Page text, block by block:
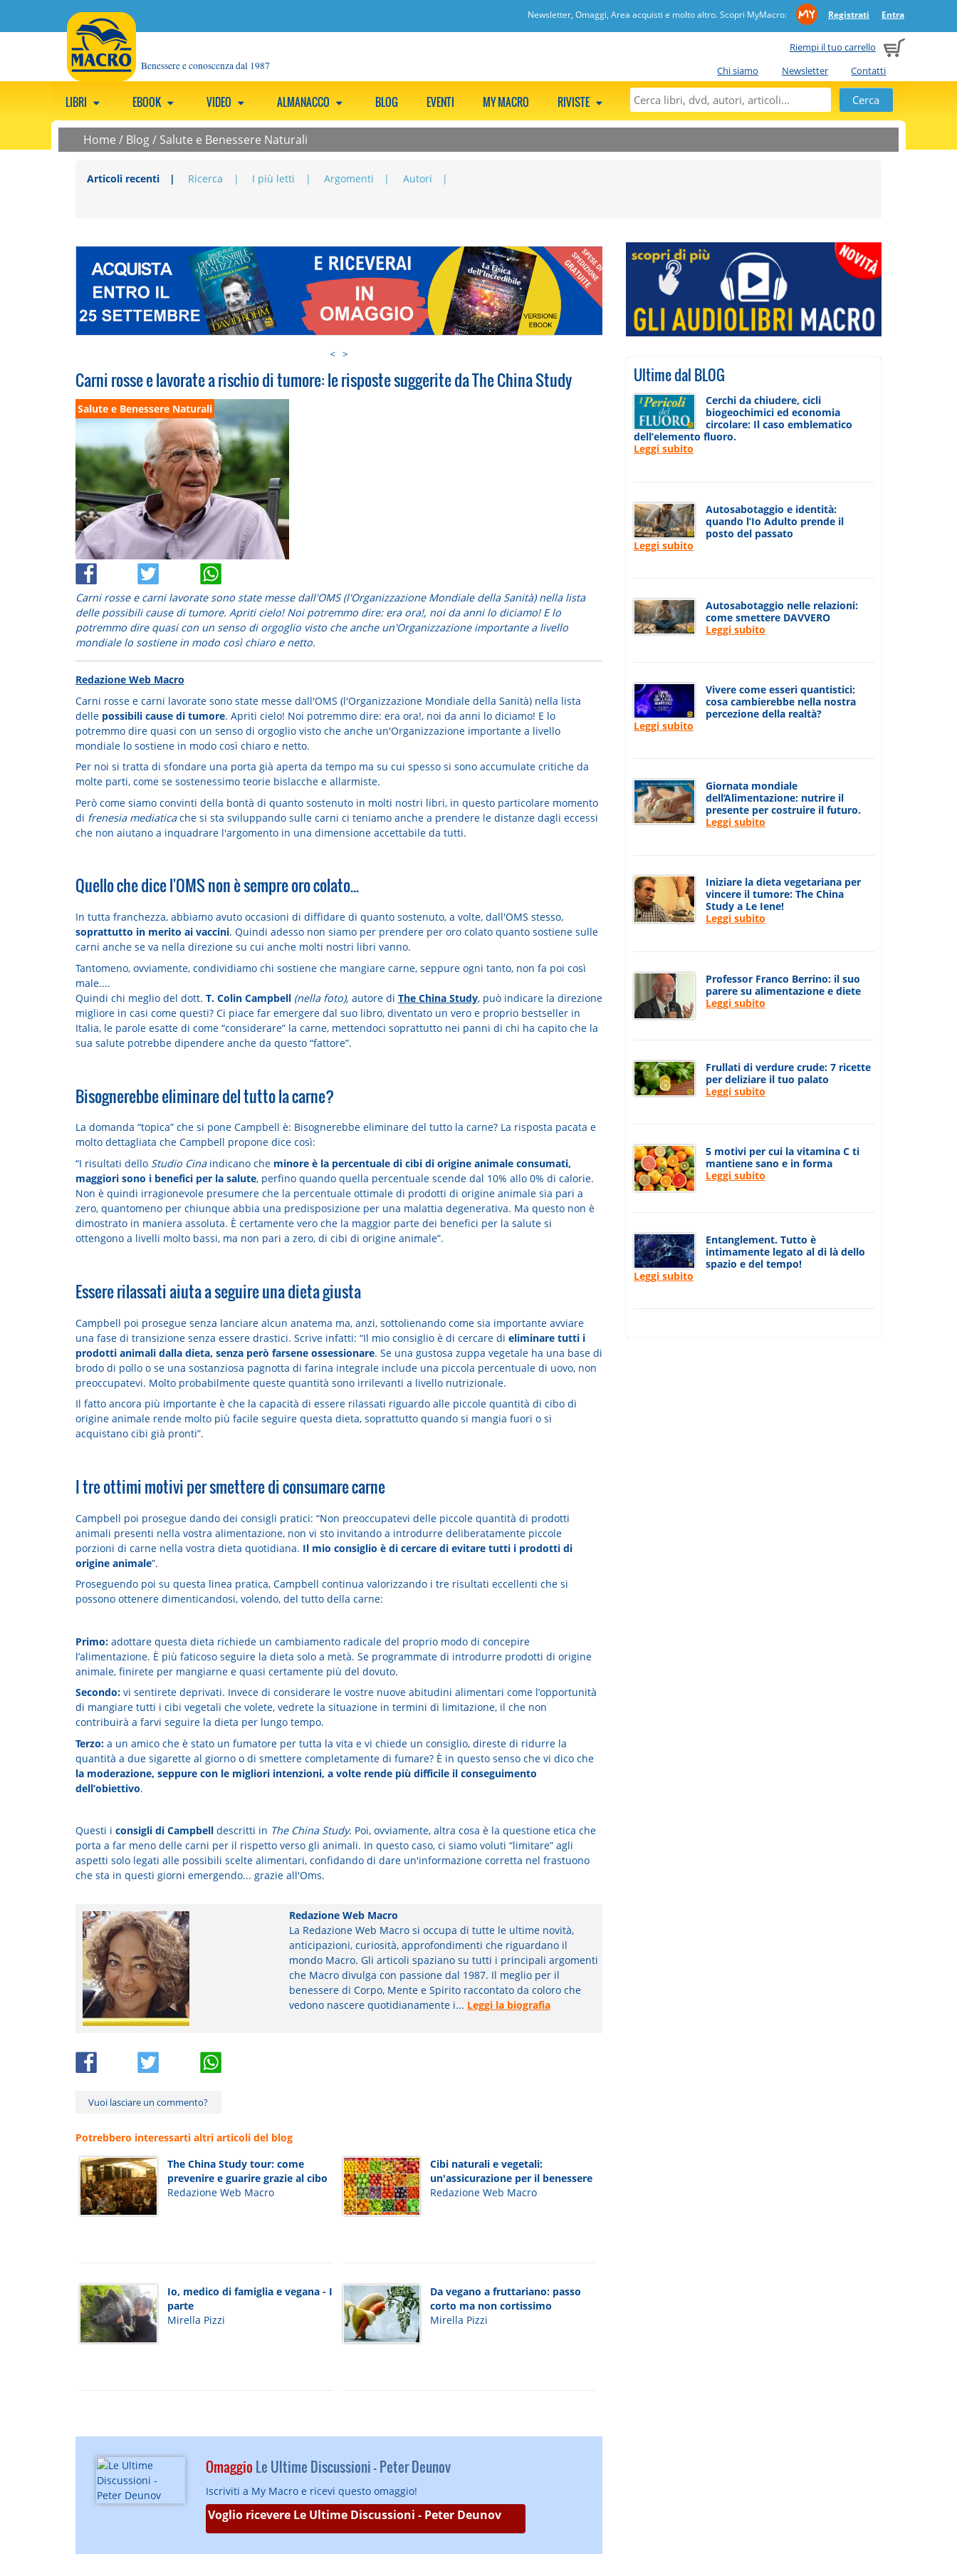
Newsletter, Omaggi, Area acquisti e molto altro. Scopri MyMacro: Registrati Entra
Riempi il tuo carrello
Chi siamo
Newsletter Contatti
Benessere e conoscenza dal 1987
LIBRI EBOOK VIDEO ALMANACCO BLOG EVENTI MY MACRO RIVISTE
Home / Blog/ Salute e Benessere Naturali
Articoli recenti Ricerca I più letti Argomenti Autori
< >
Carni rosse e lavorate a rischio di tumore: le risposte suggerite da The China Study
Salute e Benessere Naturali
Carni rosse e carni lavorate sono state messe dall'OMS (l'Organizzazione Mondiale della Sanità) nella lista
delle possibili cause di tumore. Apriti cielo! Noi potremmo dire: era ora!, noi da anni lo diciamo! E lo
potremmo dire quasi con un senso di orgoglio visto che anche un'Organizzazione importante a livello
mondiale lo sostiene in modo così chiaro e netto.
Redazione Web Macro
Carni rosse e carni lavorate sono state messe dall'OMS (l'Organizzazione Mondiale della Sanità) nella lista
delle possibili cause di tumore. Apriti cielo! Noi potremmo dire: era ora!, noi da anni lo diciamo! E lo
potremmo dire quasi con un senso di orgoglio visto che anche un'Organizzazione importante a livello
mondiale lo sostiene in modo così chiaro e netto.
Per noi si tratta di sfondare una porta già aperta da tempo ma su cui spesso si sono accumulate critiche da
molte parti, come se sostenessimo teorie bislacche e allarmiste.
Però come siamo convinti della bontà di quanto sostenuto in molti nostri libri, in questo particolare momento
di frenesia mediaticache si sta sviluppando sulle carni ci teniamo anche a prendere le distanze dagli eccessi
che non aiutano a inquadrare l'argomento in una dimensione accettabile da tutti.
Quello che dice l'OMS non è sempre oro colato...
In tutta franchezza, abbiamo avuto occasioni di diffidare di quanto sostenuto, a volte, dall'OMS stesso,
soprattutto in merito ai vaccini. Quindi adesso non siamo per prendere per oro colato quanto sostiene sulle
carni anche se va nella direzione su cui anche molti nostri libri vanno.
Tantomeno, ovviamente, condividiamo chi sostiene che mangiare carne, seppure ogni tanto, non fa poi così
male....
Quindi chi meglio del dott. T. Colin Campbell (nella foto), autore di The China Study, può indicare la direzione
migliore in casi come questi? Ci piace far emergere dal suo libro, diventato un vero e proprio bestseller in
Italia, le parole esatte di come “considerare” la carne, mettendoci soprattutto nei panni di chi ha capito che la
sua salute potrebbe dipendere anche da questo “fattore”.
Bisognerebbe eliminare del tutto la carne?
La domanda “topica” che si pone Campbell è: Bisognerebbe eliminare del tutto la carne? La risposta pacata e
molto dettagliata che Campbell propone dice così:
“I risultati dello Studio Cinaindicano che minore è la percentuale di cibi di origine animale consumati,
maggiori sono i benefici per la salute, perfino quando quella percentuale scende dal 10% allo 0% di calorie.
Non è quindi irragionevole presumere che la percentuale ottimale di prodotti di origine animale sia pari a
zero, quantomeno per chiunque abbia una predisposizione per una malattia degenerativa. Ma questo non è
dimostrato in maniera assoluta. È certamente vero che la maggior parte dei benefici per la salute si
ottengono a livelli molto bassi, ma non pari a zero, di cibi di origine animale”.
Essere rilassati aiuta a seguire una dieta giusta
Campbell poi prosegue senza lanciare alcun anatema ma, anzi, sottolienando come sia importante avviare
una fase di transizione senza essere drastici. Scrive infatti: “Il mio consiglio è di cercare di eliminare tutti i
prodotti animali dalla dieta, senza però farsene ossessionare. Se una gustosa zuppa vegetale ha una base di
brodo di pollo o se una sostanziosa pagnotta di farina integrale include una piccola percentuale di uovo, non
preoccupatevi. Molto probabilmente queste quantità sono irrilevanti a livello nutrizionale.
Il fatto ancora più importante è che la capacità di essere rilassati riguardo alle piccole quantità di cibo di
origine animale rende molto più facile seguire questa dieta, soprattutto quando si mangia fuori o si
acquistano cibi già pronti”.
I tre ottimi motivi per smettere di consumare carne
Campbell poi prosegue dando dei consigli pratici: “Non preoccupatevi delle piccole quantità di prodotti
animali presenti nella vostra alimentazione, non vi sto invitando a introdurre deliberatamente piccole
porzioni di carne nella vostra dieta quotidiana. Il mio consiglio è di cercare di evitare tutti i prodotti di
origine animale”.
Proseguendo poi su questa linea pratica, Campbell continua valorizzando i tre risultati eccellenti che si
possono ottenere dimenticandosi, volendo, del tutto della carne:
Primo:adottare questa dieta richiede un cambiamento radicale del proprio modo di concepire
l’alimentazione. È più faticoso seguire la dieta solo a metà. Se programmate di introdurre prodotti di origine
animale, finirete per mangiarne e quasi certamente più del dovuto.
Secondo:vi sentirete deprivati. Invece di considerare le vostre nuove abitudini alimentari come l’opportunità
di mangiare tutti i cibi vegetali che volete, vedrete la situazione in termini di limitazione, il che non
contribuirà a farvi seguire la dieta per lungo tempo.
Terzo:a un amico che è stato un fumatore per tutta la vita e vi chiede un consiglio, direste di ridurre la
quantità a due sigarette al giorno o di smettere completamente di fumare? È in questo senso che vi dico che
la moderazione, seppure con le migliori intenzioni, a volte rende più difficile il conseguimento
dell’obiettivo.
Questi i consigli di Campbelldescritti in The China Study. Poi, ovviamente, altra cosa è la questione etica che
porta a far meno delle carni per il rispetto verso gli animali. In questo caso, ci siamo voluti “limitare” agli
aspetti solo legati alle possibili scelte alimentari, confidando di dare un'informazione corretta nel frastuono
che sta in questi giorni emergendo... grazie all'Oms.
Redazione Web Macro
La Redazione Web Macro si occupa di tutte le ultime novità,
anticipazioni, curiosità, approfondimenti che riguardano il
mondo Macro. Gli articoli spaziano su tutti i principali argomenti
che Macro divulga con passione dal 1987. Il meglio per il
benessere di Corpo, Mente e Spirito raccontato da coloro che
vedono nascere quotidianamente i... Leggi la biografia
Vuoi lasciare un commento?
Potrebbero interessarti altri articoli del blog
The China Study tour: come
prevenire e guarire grazie al cibo
Redazione Web Macro
Cibi naturali e vegetali:
un'assicurazione per il benessere
Redazione Web Macro
Io, medico di famiglia e vegana - I
parte
Mirella Pizzi
Da vegano a fruttariano: passo
corto ma non cortissimo
Mirella Pizzi
Omaggio Le Ultime Discussioni - Peter Deunov
Iscriviti a My Macro e ricevi questo omaggio!
Voglio ricevere Le Ultime Discussioni - Peter Deunov
Ultime dal BLOG
Cerchi da chiudere, cicli
biogeochimici ed economia
circolare: Il caso emblematico
dell’elemento fluoro.
Leggi subito
Autosabotaggio e identità:
quando l’Io Adulto prende il
posto del passato
Leggi subito
Autosabotaggio nelle relazioni:
come smettere DAVVERO
Leggi subito
Vivere come esseri quantistici:
cosa cambierebbe nella nostra
percezione della realtà?
Leggi subito
Giornata mondiale
dell’Alimentazione: nutrire il
presente per costruire il futuro.
Leggi subito
Iniziare la dieta vegetariana per
vincere il tumore: The China
Study a Le Iene!
Leggi subito
Professor Franco Berrino: il suo
parere su alimentazione e diete
Leggi subito
Frullati di verdure crude: 7 ricette
per deliziare il tuo palato
Leggi subito
5 motivi per cui la vitamina C ti
mantiene sano e in forma
Leggi subito
Entanglement. Tutto è
intimamente legato al di là dello
spazio e del tempo!
Leggi subito